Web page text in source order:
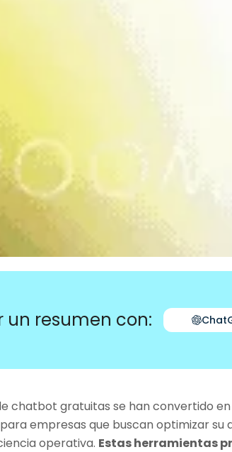
un resumen con:
chatbot gratuitas se han convertido
empresas que buscan optimizar su
operativa. Estas herramientas